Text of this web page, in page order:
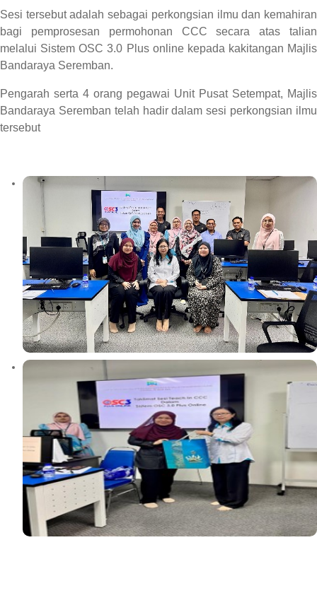
Sesi tersebut adalah sebagai perkongsian ilmu dan kemahiran
bagi pemprosesan permohonan CCC secara atas talian
melalui Sistem OSC 3.0 Plus online kepada kakitangan Majlis
Bandaraya Seremban.
Pengarah serta 4 orang pegawai Unit Pusat Setempat, Majlis
Bandaraya Seremban telah hadir dalam sesi perkongsian ilmu
tersebut